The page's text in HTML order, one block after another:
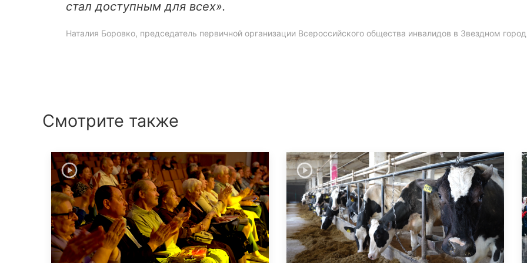
стал доступным для всех».
Наталия Боровко, председатель первичной организации Всероссийского общества инвалидов в Звездном
Смотрите также